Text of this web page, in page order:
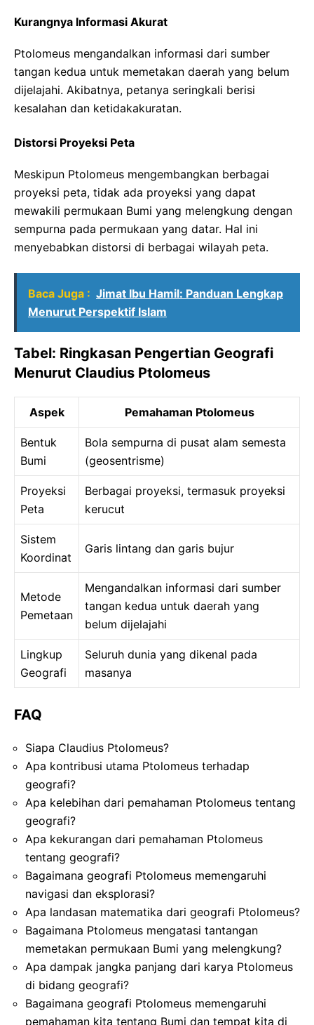
Kurangnya Informasi Akurat
Ptolomeus mengandalkan informasi dari sumber
tangan kedua untuk memetakan daerah yang belum
dijelajahi. Akibatnya, petanya seringkali berisi
kesalahan dan ketidakakuratan.
Distorsi Proyeksi Peta
Meskipun Ptolomeus mengembangkan berbagai
proyeksi peta, tidak ada proyeksi yang dapat
mewakili permukaan Bumi yang melengkung dengan
sempurna pada permukaan yang datar. Hal ini
menyebabkan distorsi di berbagai wilayah peta.
Baca Juga : Jimat Ibu Hamil: Panduan Lengkap
Menurut Perspektif Islam
Tabel: Ringkasan Pengertian Geografi
Menurut Claudius Ptolomeus
Aspek Pemahaman Ptolomeus
Bentuk
Bumi
Bola sempurna di pusat alam semesta
(geosentrisme)
Proyeksi
Peta
Berbagai proyeksi, termasuk proyeksi
kerucut
Sistem
Koordinat
Garis lintang dan garis bujur
Metode
Pemetaan
Mengandalkan informasi dari sumber
tangan kedua untuk daerah yang
belum dijelajahi
Lingkup
Geografi
Seluruh dunia yang dikenal pada
masanya
FAQ
Siapa Claudius Ptolomeus?
Apa kontribusi utama Ptolomeus terhadap
geografi?
Apa kelebihan dari pemahaman Ptolomeus tentang
geografi?
Apa kekurangan dari pemahaman Ptolomeus
tentang geografi?
Bagaimana geografi Ptolomeus memengaruhi
navigasi dan eksplorasi?
Apa landasan matematika dari geografi Ptolomeus?
Bagaimana Ptolomeus mengatasi tantangan
memetakan permukaan Bumi yang melengkung?
Apa dampak jangka panjang dari karya Ptolomeus
di bidang geografi?
Bagaimana geografi Ptolomeus memengaruhi
pemahaman kita tentang Bumi dan tempat kita di